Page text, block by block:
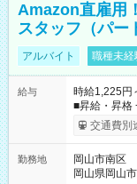
Amazon直雇用
スタッフ（パー
アルバイト 職種未経
給与
時給1,225円
■昇給・昇格
まで昇給の機会がありま
月25日支払
☆Amazon直雇用で
あり 試用期
交通費別
勤務地
岡山市南区
岡山県岡山